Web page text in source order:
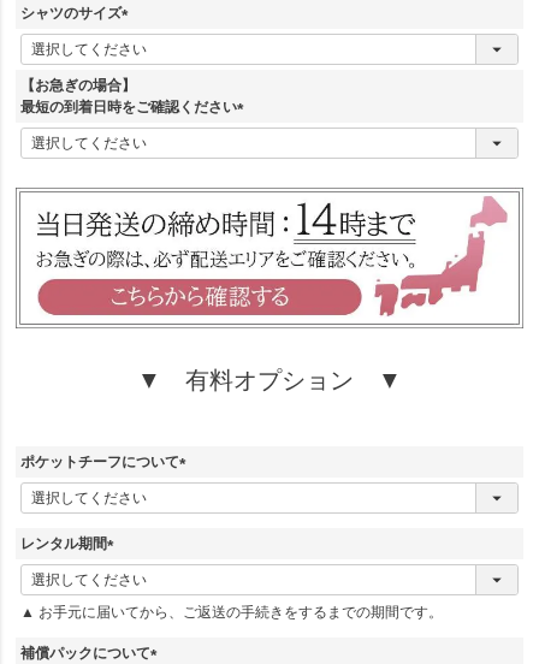
須
)
シャツのサイズ
(
必
須
)
【お急ぎの場合】
最短の到着日時をご確認ください
(
必
▼ 有料オプション ▼
ポケットチーフについて
(
必
レンタル期間
(
必
須
▲ お手元に届いてから、ご返送の手続きをするまでの期間です。
補償パックについて